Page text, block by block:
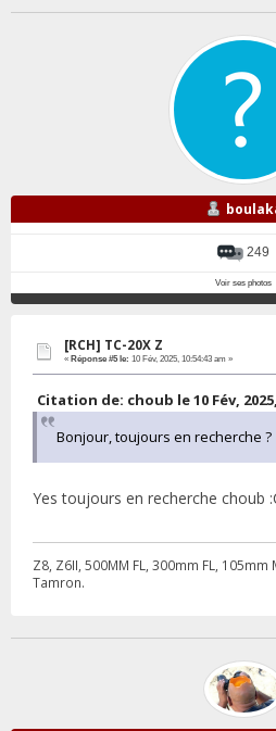
249
Voir ses photos
[RCH] TC-20X Z
« Réponse #5 le: 10 Fév, 2025, 10:54:43 am »
Citation de: choub le 10 Fév,
Bonjour, toujours en recherche ?
Yes toujours en recherche choub
Z8, Z6II, 500MM FL, 300mm FL,
Tamron.